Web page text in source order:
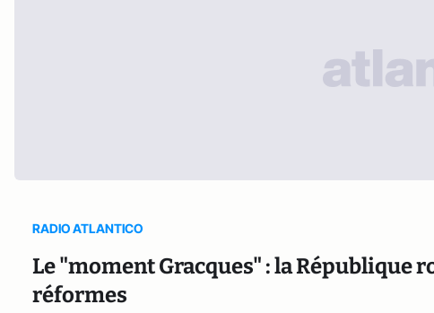
RADIO ATLANTICO
Le "moment Gracques" : la République
réformes